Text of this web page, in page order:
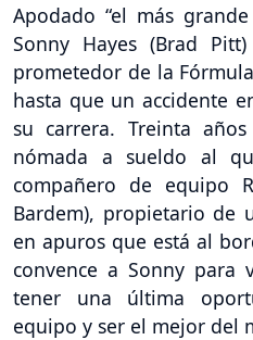
Apodado “el más
Sonny Hayes (Brad
prometedor de la
hasta que un accidente
su carrera. Treinta
nómada a sueldo al
compañero de equipo
Bardem), propietario de
en apuros que está al
convence a Sonny
tener una última
equipo y ser el mejor del